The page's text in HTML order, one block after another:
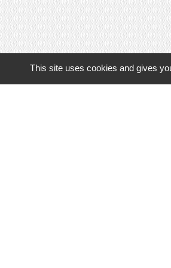
This site uses cookies and gives